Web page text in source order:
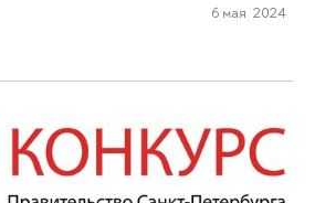
6 мая 2024